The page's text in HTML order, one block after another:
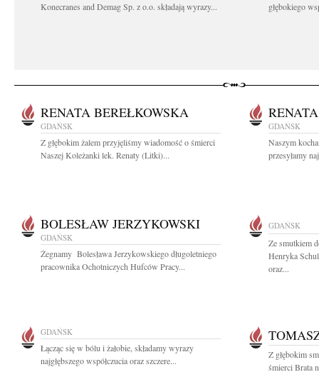
Konecranes and Demag Sp. z o.o. składają wyrazy...
głębokiego
RENATA BEREŁKOWSKA
GDAŃSK
Z głębokim żalem przyjęliśmy wiadomość o śmierci
Naszej Koleżanki lek. Renaty (Litki)...
GDAŃSK
Naszym
przesyłamy
BOLESŁAW JERZYKOWSKI
GDAŃSK
Żegnamy Bolesława Jerzykowskiego długoletniego
pracownika Ochotniczych Hufców Pracy...
GDAŃSK
Ze smutkiem
Henryka
oraz...
GDAŃSK
Łącząc się w bólu i żałobie, składamy wyrazy
najgłębszego współczucia oraz szczere...
Z głębokim
śmierci Brata